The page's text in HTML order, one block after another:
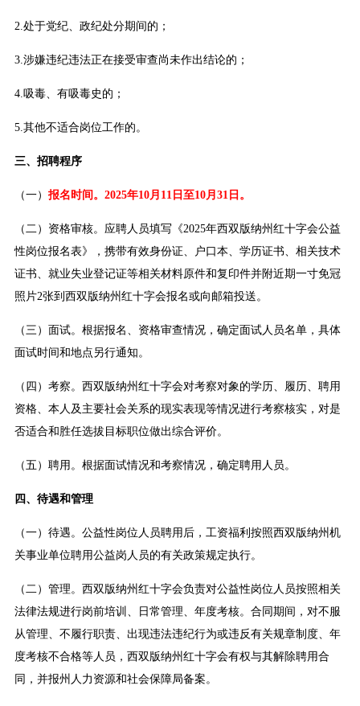
2.处于党纪、政纪处分期间的；
3.涉嫌违纪违法正在接受审查尚未作出结论的；
4.吸毒、有吸毒史的；
5.其他不适合岗位工作的。
三、招聘程序
（一） 报名时间。2025年10月11日至10月31日。
（二）资格审核。应聘人员填写《2025年西双版纳州红十字会公益
性岗位报名表》，携带有效身份证、户口本、学历证书、相关技术
证书、就业失业登记证等相关材料原件和复印件并附近期一寸免冠
照片2张到西双版纳州红十字会报名或向邮箱投送。
（三）面试。根据报名、资格审查情况，确定面试人员名单，具体
面试时间和地点另行通知。
（四）考察。西双版纳州红十字会对考察对象的学历、履历、聘用
资格、本人及主要社会关系的现实表现等情况进行考察核实，对是
否适合和胜任选拔目标职位做出综合评价。
（五）聘用。根据面试情况和考察情况，确定聘用人员。
四、待遇和管理
（一）待遇。公益性岗位人员聘用后，工资福利按照西双版纳州机
关事业单位聘用公益岗人员的有关政策规定执行。
（二）管理。西双版纳州红十字会负责对公益性岗位人员按照相关
法律法规进行岗前培训、日常管理、年度考核。合同期间，对不服
从管理、不履行职责、出现违法违纪行为或违反有关规章制度、年
度考核不合格等人员，西双版纳州红十字会有权与其解除聘用合
同，并报州人力资源和社会保障局备案。